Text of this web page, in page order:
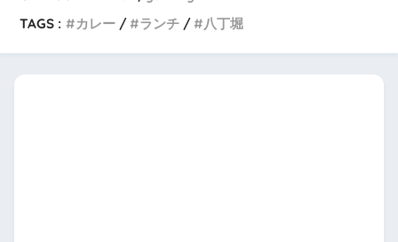
TAGS :
カレー ランチ 八丁堀